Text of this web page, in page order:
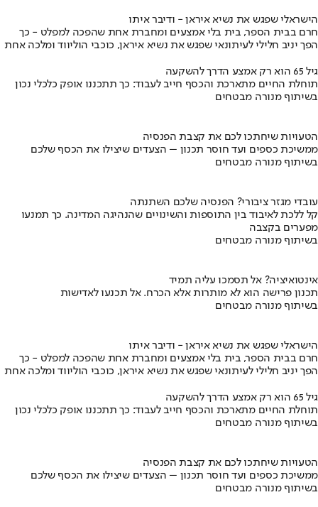
הישראלי שפגש את נשיא איראן - ודיבר איתו
חרם בבית הספר, בית בלי אמצעים ומחברת אחת שהפכה למפלט - כך
הפך יניב חלילי לעיתונאי שפגש את נשיא איראן, כוכבי הוליווד ומלכה אחת
גיל 65 הוא רק אמצע הדרך להשקעה
תוחלת החיים מתארכת והכסף חייב לעבוד: כך תתכננו אופק כלכלי נכון
בשיתוף מנורה מבטחים
הטעויות שיחתכו לכם את קצבת הפנסיה
ממשיכת כספים ועד חוסר תכנון – הצעדים שיצילו את הכסף שלכם
בשיתוף מנורה מבטחים
עובדי מגזר ציבורי? הפנסיה שלכם השתנתה
קל ללכת לאיבוד בין התוספות והשינויים שהנהיגה המדינה. כך תמנעו
מפערים בקצבה
בשיתוף מנורה מבטחים
אינטואיציה? אל תסמכו עליה תמיד
תכנון פרישה הוא לא מותרות אלא הכרח. אל תכנעו לאדישות
בשיתוף מנורה מבטחים
הישראלי שפגש את נשיא איראן - ודיבר איתו
חרם בבית הספר, בית בלי אמצעים ומחברת אחת שהפכה למפלט - כך
הפך יניב חלילי לעיתונאי שפגש את נשיא איראן, כוכבי הוליווד ומלכה אחת
גיל 65 הוא רק אמצע הדרך להשקעה
תוחלת החיים מתארכת והכסף חייב לעבוד: כך תתכננו אופק כלכלי נכון
בשיתוף מנורה מבטחים
הטעויות שיחתכו לכם את קצבת הפנסיה
ממשיכת כספים ועד חוסר תכנון – הצעדים שיצילו את הכסף שלכם
בשיתוף מנורה מבטחים